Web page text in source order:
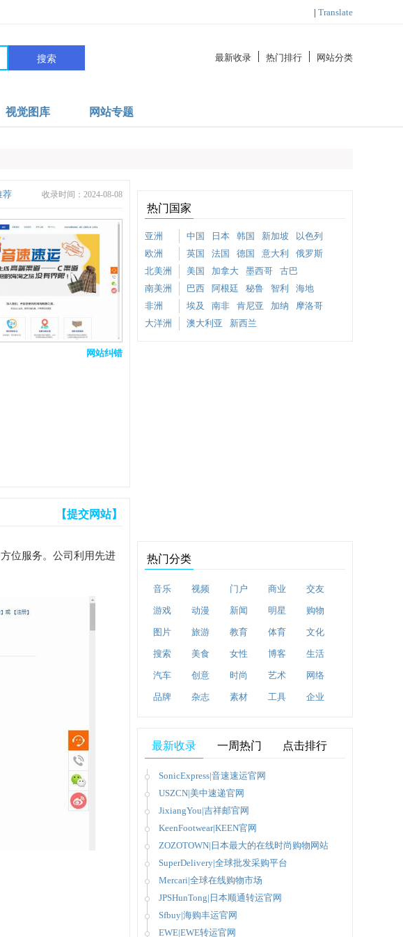
| Translate
搜索 最新收录 热门排行 网站分类
视觉图库 网站专题
荐 收录时间：2024-08-08
网站纠错
【提交网站】
位服务。公司利用先进
热门国家
亚洲 中国 日本 韩国 新加坡
以色列
欧洲
英国 法国 德国 意大利
俄罗斯
北美洲
美国 加拿大 墨西哥
古巴
南美洲
巴西 阿根廷 秘鲁 智利
海地
非洲
埃及 南非 肯尼亚 加纳
摩洛哥
大洋洲
澳大利亚 新西兰
热门分类
音乐 视频 门户 商业 交友
游戏 动漫 新闻 明星 购物
图片 旅游 教育 体育 文化
搜索 美食 女性 博客 生活
汽车 创意 时尚 艺术 网络
品牌 杂志 素材 工具 企业
最新收录 一周热门 点击排行
SonicExpress|音速速运官网
USZCN|美中速递官网
JixiangYou|吉祥邮官网
KeenFootwear|KEEN官网
ZOZOTOWN|日本最大的在线时尚购物网站
SuperDelivery|全球批发采购平台
Mercari|全球在线购物市场
JPSHunTong|日本顺通转运官网
Sfbuy|海购丰运官网
EWE|EWE转运官网